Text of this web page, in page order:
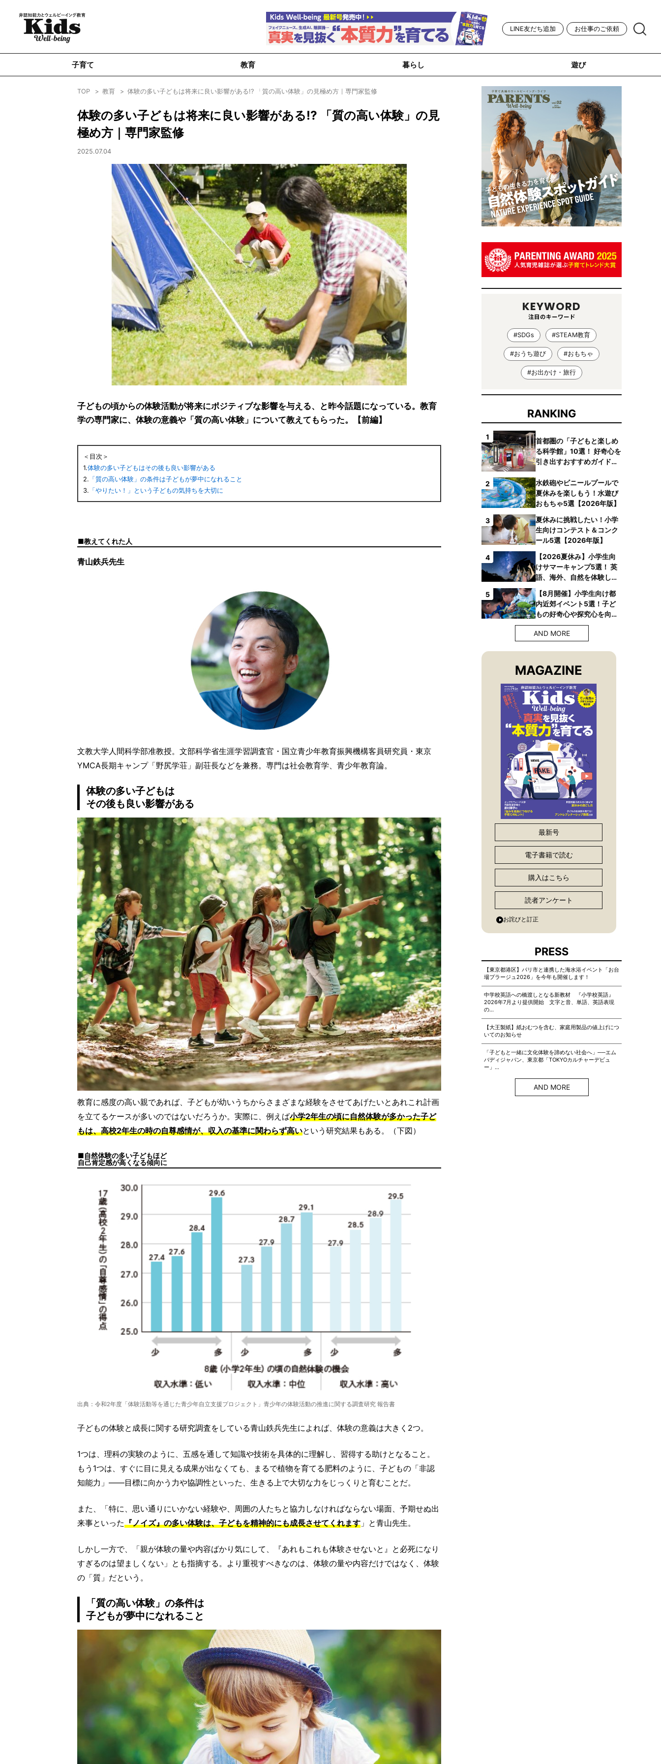
LINE友だち追加 お仕事のご依頼
子育て 教育 暮らし 遊び
TOP 教育 体験の多い子どもは将来に良い影響がある!? 「質の高い体験」の見極め方｜専門家監修
体験の多い子どもは将来に良い影響がある!? 「質の高い体験」の見
極め方｜専門家監修
2025.07.04
子どもの頃からの体験活動が将来にポジティブな影響を与える、と昨今話題になっている。教育
学の専門家に、体験の意義や「質の高い体験」について教えてもらった。【前編】
＜目次＞
1.体験の多い子どもはその後も良い影響がある
2. 「質の高い体験」の条件は子どもが夢中になれること
3. 「やりたい！」という子どもの気持ちを大切に
教えてくれた人
青山鉄兵先生
文教大学人間科学部准教授。文部科学省生涯学習調査官・国立青少年教育振興機構客員研究員・東京
YMCA長期キャンプ「野尻学荘」副荘長などを兼務。専門は社会教育学、青少年教育論。
体験の多い子どもは
その後も良い影響がある
教育に感度の高い親であれば、子どもが幼いうちからさまざまな経験をさせてあげたいとあれこれ計画
を立てるケースが多いのではないだろうか。実際に、例えば小学2年生の頃に自然体験が多かった子ど
もは、高校2年生の時の自尊感情が、収入の基準に関わらず高いという研究結果もある。（下図）
自然体験の多い子どもほど
自己肯定感が高くなる傾向に
出典：令和2年度「体験活動等を通じた青少年自立支援プロジェクト」青少年の体験活動の推進に関する調査研究 報告書
子どもの体験と成長に関する研究調査をしている青山鉄兵先生によれば、体験の意義は大きく2つ。
1つは、理科の実験のように、五感を通して知識や技術を具体的に理解し、習得する助けとなること。
もう1つは、すぐに目に見える成果が出なくても、まるで植物を育てる肥料のように、子どもの「非認
知能力」――目標に向かう力や協調性といった、生きる上で大切な力をじっくりと育むことだ。
また、「特に、思い通りにいかない経験や、周囲の人たちと協力しなければならない場面、予期せぬ出
来事といった『ノイズ』の多い体験は、子どもを精神的にも成長させてくれます 」と青山先生。
しかし一方で、「親が体験の量や内容ばかり気にして、『あれもこれも体験させないと』と必死になり
すぎるのは望ましくない」とも指摘する。より重視すべきなのは、体験の量や内容だけではなく、体験
の「質」だという。
「質の高い体験」の条件は
子どもが夢中になれること
KEYWORD
注目のキーワード
#SDGs #STEAM教育
#おうち遊び #おもちゃ
#お出かけ・旅行
RANKING
1
首都圏の「子どもと楽しめ
る科学館」10選！ 好奇心を
引き出すおすすめガイドブ
2
水鉄砲やビニールプールで
夏休みを楽しもう！水遊び
おもちゃ5選【2026年版】
3
夏休みに挑戦したい！小学
生向けコンテスト＆コンク
ール5選【2026年版】
4
【2026夏休み】小学生向
けサマーキャンプ5選！ 英
語、海外、自然を体験しよ
5
【8月開催】小学生向け都
内近郊イベント5選！子ど
もの好奇心や探究心を向上
させよう！【2026年版】
AND MORE
MAGAZINE
最新号
電子書籍で読む
購入はこちら
読者アンケート
お詫びと訂正
PRESS
【東京都港区】パリ市と連携した海水浴イベント「お台
場プラージュ2026」を今年も開催します！
中学校英語への橋渡しとなる新教材 『小学校英語』
2026年7月より提供開始 文字と音、単語、英語表現
の…
【大王製紙】紙おむつを含む、家庭用製品の値上げにつ
いてのお知らせ
「子どもと一緒に文化体験を諦めない社会へ」──エム
バディジャパン、東京都「TOKYOカルチャーデビュ
ー」…
AND MORE